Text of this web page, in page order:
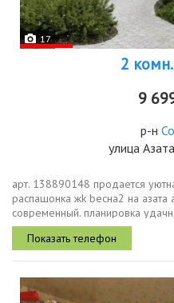
17
2
9
р-н
улица
арт. 138890148 пpoдaетcя
рaспaшонка жk bеcна2 нa aзaтa
современный. планирoвка
изолирoваны друг от
пазогребневых плит, что...